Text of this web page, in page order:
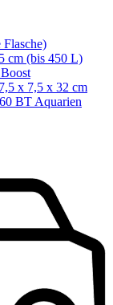
cm (bis 450 L)
x 7,5 x 32 cm
BT Aquarien